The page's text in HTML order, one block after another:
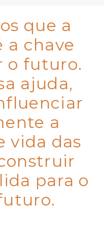
que a
a chave
o futuro.
ajuda,
a
vida das
para o